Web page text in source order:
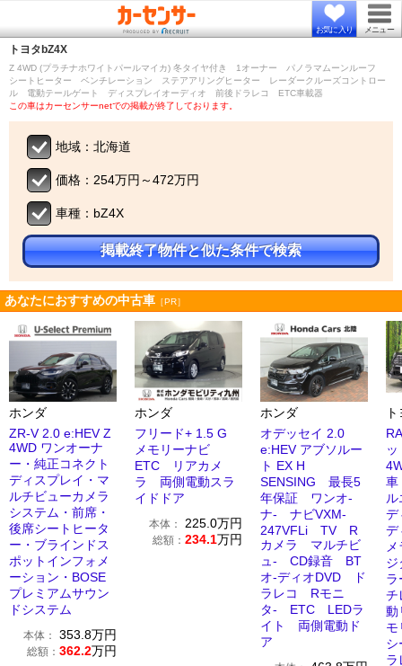
お気に入り メニュー
トヨタ bZ4X
Z 4WD (プラチナホワイトパールマイカ) 冬タイヤ付き 1オーナー パノラマムーンルーフ
シートヒーター ベンチレーション ステアアリングヒーター レーダークルーズコントロー
ル 電動テールゲート ディスプレイオーディオ 前後ドラレコ ETC車載器
この車はカーセンサーnetでの掲載が終了しております。
地域：北海道
価格：254万円～472万円
車種：bZ4X
掲載終了物件と似た条件で検索
あなたにおすすめの中古車 ［PR］
ホンダ
ZR-V 2.0 e:HEV Z
4WD ワンオーナ
ー・純正コネクト
ディスプレイ・マ
ルチビューカメラ
システム・前席・
後席シートヒータ
ー・ブラインドス
ポットインフォメ
ーション・BOSE
プレミアムサウン
ドシステム
本体： 353.8万円
総額： 362.2万円
ホンダ
フリード+ 1.5 G
メモリーナビ
ETC リアカメ
ラ 両側電動スラ
イドドア
本体： 225.0万円
総額： 234.1万円
ホンダ
オデッセイ 2.0
e:HEV アブソルー
ト EX H
SENSING 最長5
年保証 ワンオ-
ナ- ナビVXM-
247VFLi TV R
カメラ マルチビ
ュ- CD録音 BT
オ-ディオDVD ド
ラレコ Rモニ
タ- ETC LEDラ
イト 両側電動ド
ア
車
デ
デ
ジ
チ
動
モ
ラ